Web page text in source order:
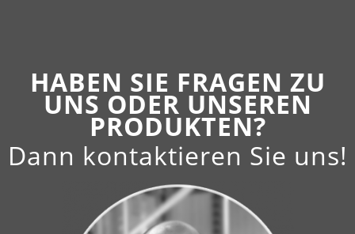
HABEN SIE FRAGEN ZU
UNS ODER UNSEREN
PRODUKTEN?
Dann kontaktieren Sie uns!